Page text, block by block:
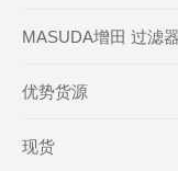
MASUDA增田 过滤器
优势货源
现货